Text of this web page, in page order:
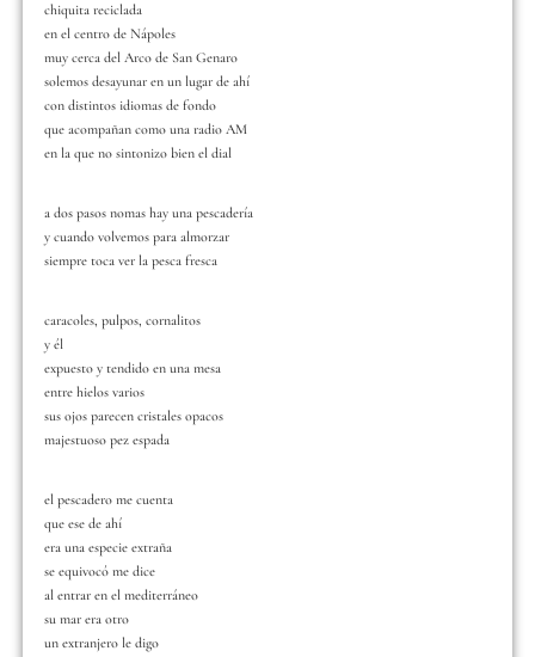
chiquita reciclada
en el centro de Nápoles
muy cerca del Arco de San Genaro
solemos desayunar en un lugar de ahí
con distintos idiomas de fondo
que acompañan como una radio AM
en la que no sintonizo bien el dial
a dos pasos nomas hay una pescadería
y cuando volvemos para almorzar
siempre toca ver la pesca fresca
caracoles, pulpos, cornalitos
y él
expuesto y tendido en una mesa
entre hielos varios
sus ojos parecen cristales opacos
majestuoso pez espada
el pescadero me cuenta
que ese de ahí
era una especie extraña
se equivocó me dice
al entrar en el mediterráneo
su mar era otro
un extranjero le digo